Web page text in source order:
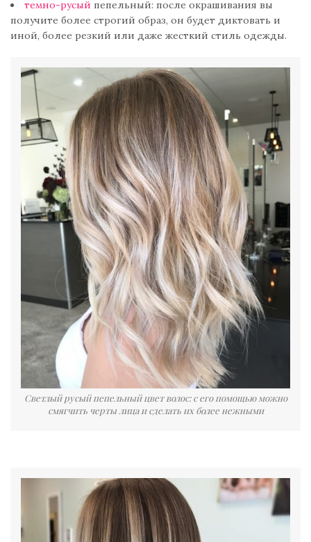
темно-русый пепельный: после окрашивания вы
получите более строгий образ, он будет диктовать и
иной, более резкий или даже жесткий стиль одежды.
Светлый русый пепельный цвет волос: с его помощью можно
смягчить черты лица и сделать их более нежными